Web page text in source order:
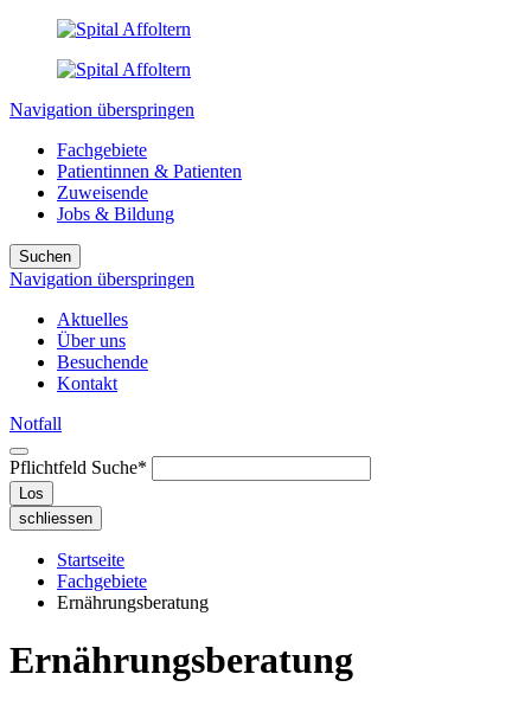
Navigation überspringen
Fachgebiete
Patientinnen & Patienten
Zuweisende
Jobs & Bildung
Suchen
Navigation überspringen
Aktuelles
Über uns
Besuchende
Kontakt
Notfall
Pflichtfeld Suche*
Los
schliessen
Startseite
Fachgebiete
Ernährungsberatung
Ernährungsberatung